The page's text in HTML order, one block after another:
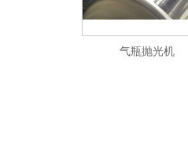
气瓶抛光机